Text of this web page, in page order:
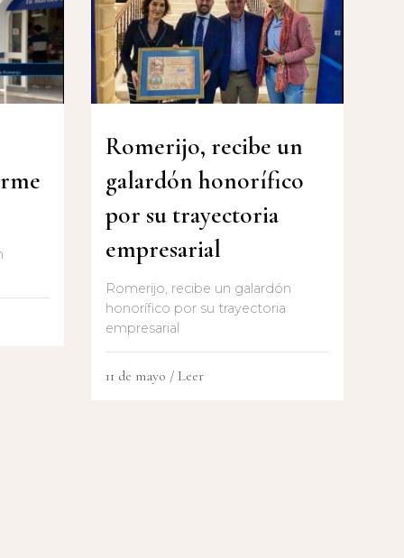
Romerijo, recibe un
galardón honorífico
por su trayectoria
empresarial
Romerijo, recibe un galardón
honorífico por su trayectoria
empresarial
11 de mayo / Leer